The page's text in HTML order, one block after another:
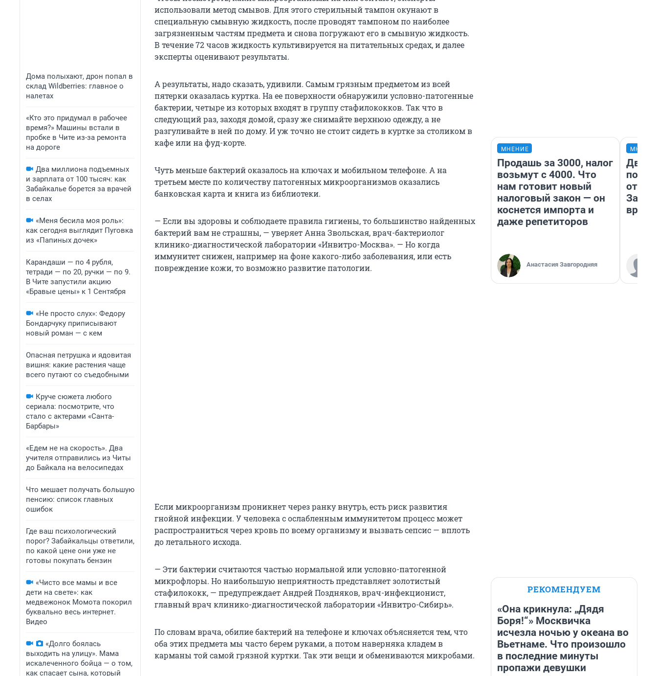
Дома полыхают, дрон попал в
склад Wildberries: главное о
налетах
«Кто это придумал в рабочее
время?» Машины встали в
пробке в Чите из-за ремонта
на дороге
Два миллиона подъемных
и зарплата от 100 тысяч: как
Забайкалье борется за врачей
в селах
«Меня бесила моя роль»:
как сегодня выглядит Пуговка
из «Папиных дочек»
Карандаши — по 4 рубля,
тетради — по 20, ручки — по 9.
В Чите запустили акцию
«Бравые цены» к 1 Сентября
«Не просто слух»: Федору
Бондарчуку приписывают
новый роман — с кем
Опасная петрушка и ядовитая
вишня: какие растения чаще
всего путают со съедобными
Круче сюжета любого
сериала: посмотрите, что
стало с актерами «Санта-
Барбары»
«Едем не на скорость». Два
учителя отправились из Читы
до Байкала на велосипедах
Что мешает получать большую
пенсию: список главных
ошибок
Где ваш психологический
порог? Забайкальцы ответили,
по какой цене они уже не
готовы покупать бензин
«Чисто все мамы и все
дети на свете»: как
медвежонок Момота покорил
буквально весь интернет.
Видео
«Долго боялась
выходить на улицу». Мама
искалеченного бойца — о том,
как спасает сына, который
использовали метод смывов. Для этого стерильный тампон окунают в
специальную смывную жидкость, после проводят тампоном по наиболее
загрязненным частям предмета и снова погружают его в смывную жидкость.
В течение 72 часов жидкость культивируется на питательных средах, и далее
эксперты оценивают результаты.
А результаты, надо сказать, удивили. Самым грязным предметом из всей
пятерки оказалась куртка. На ее поверхности обнаружили условно-патогенные
бактерии, четыре из которых входят в группу стафилококков. Так что в
следующий раз, заходя домой, сразу же снимайте верхнюю одежду, а не
разгуливайте в ней по дому. И уж точно не стоит сидеть в куртке за столиком в
кафе или на фуд-корте.
Чуть меньше бактерий оказалось на ключах и мобильном телефоне. А на
третьем месте по количеству патогенных микроорганизмов оказались
банковская карта и книга из библиотеки.
— Если вы здоровы и соблюдаете правила гигиены, то большинство найденных
бактерий вам не страшны, — уверяет Анна Звольская, врач-бактериолог
клинико-диагностической лаборатории «Инвитро-Москва». — Но когда
иммунитет снижен, например на фоне какого-либо заболевания, или есть
повреждение кожи, то возможно развитие патологии.
Если микроорганизм проникнет через ранку внутрь, есть риск развития
гнойной инфекции. У человека с ослабленным иммунитетом процесс может
распространиться через кровь по всему организму и вызвать сепсис — вплоть
до летального исхода.
— Эти бактерии считаются частью нормальной или условно-патогенной
микрофлоры. Но наибольшую неприятность представляет золотистый
стафилококк, — предупреждает Андрей Поздняков, врач-инфекционист,
главный врач клинико-диагностической лаборатории «Инвитро-Сибирь».
По словам врача, обилие бактерий на телефоне и ключах объясняется тем, что
оба этих предмета мы часто берем руками, а потом наверняка кладем в
карманы той самой грязной куртки. Так эти вещи и обмениваются микробами.
МНЕНИЕ
Продашь за 3000, налог
возьмут с 4000. Что
нам готовит новый
налоговый закон — он
коснется импорта и
даже репетиторов
Анастасия Завгородняя
Два
от
РЕКОМЕНДУЕМ
«Она крикнула: „Дядя
Боря!“» Москвичка
исчезла ночью у океана во
Вьетнаме. Что произошло
в последние минуты
пропажи девушки